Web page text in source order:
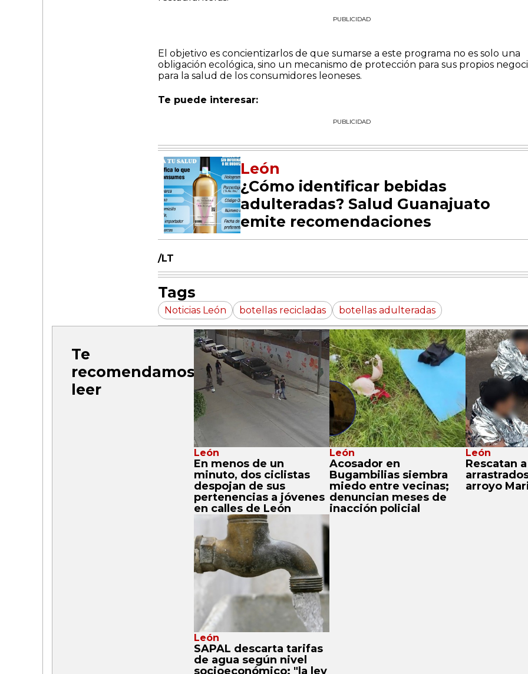
PUBLICIDAD
El objetivo es concientizarlos de que sumarse a este programa no es solo una
obligación ecológica, sino un mecanismo de protección para sus propios
para la salud de los consumidores leoneses.
Te puede interesar:
PUBLICIDAD
León
¿Cómo identificar bebidas
adulteradas? Salud Guanajuato
emite recomendaciones
/LT
Tags
Noticias León botellas recicladas botellas adulteradas
Te
recomendamos
leer
León
En menos de un
minuto, dos ciclistas
despojan de sus
pertenencias a jóvenes
en calles de León
León
Acosador en
Bugambilias siembra
miedo entre vecinas;
denuncian meses de
inacción policial
León
Rescatan
arroyo
León
SAPAL descarta tarifas
de agua según nivel
socioeconómico; "la ley